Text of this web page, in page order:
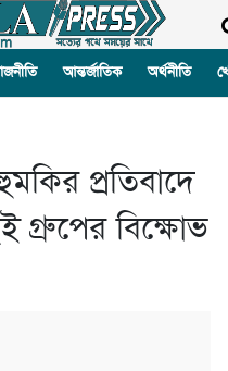
আন্তর্জাতিক অর্থনীতি
প্রতিবাদে
গ্রুপের বিক্ষোভ